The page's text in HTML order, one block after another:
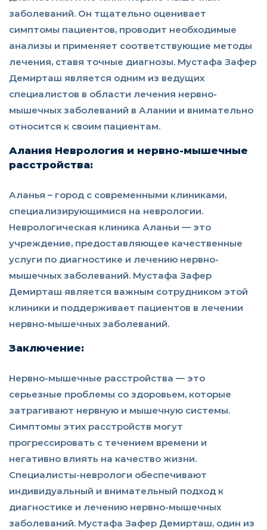
заболеваний. Он тщательно оценивает
симптомы пациентов, проводит необходимые
анализы и применяет соответствующие методы
лечения, ставя точные диагнозы. Мустафа Зафер
Демирташ является одним из ведущих
специалистов в области лечения нервно-
мышечных заболеваний в Алании и внимательно
относится к своим пациентам.
Алания Неврология и нервно-мышечные
расстройства:
Аланья – город с современными клиниками,
специализирующимися на неврологии.
Неврологическая клиника Аланьи — это
учреждение, предоставляющее качественные
услуги по диагностике и лечению нервно-
мышечных заболеваний. Мустафа Зафер
Демирташ является важным сотрудником этой
клиники и поддерживает пациентов в лечении
нервно-мышечных заболеваний.
Заключение:
Нервно-мышечные расстройства — это
серьезные проблемы со здоровьем, которые
затрагивают нервную и мышечную системы.
Симптомы этих расстройств могут
прогрессировать с течением времени и
негативно влиять на качество жизни.
Специалисты-неврологи обеспечивают
индивидуальный и внимательный подход к
диагностике и лечению нервно-мышечных
заболеваний. Мустафа Зафер Демирташ, один из